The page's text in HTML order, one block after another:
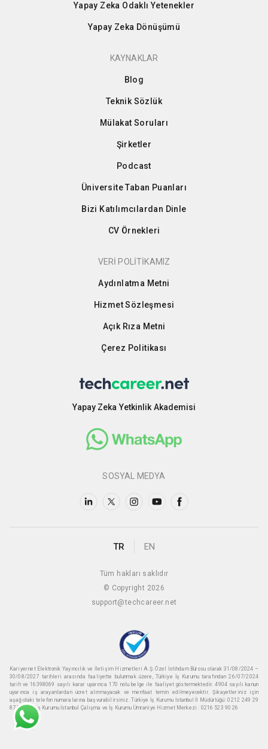
Yapay Zeka Odaklı Yetenekler
Yapay Zeka Dönüşümü
KAYNAKLAR
Blog
Teknik Sözlük
Mülakat Soruları
Şirketler
Podcast
Üniversite Taban Puanları
Bizi Katılımcılardan Dinle
CV Örnekleri
VERİ POLİTİKAMIZ
Aydınlatma Metni
Hizmet Sözleşmesi
Açık Rıza Metni
Çerez Politikası
Yapay Zeka Yetkinlik Akademisi
SOSYAL MEDYA
TR EN
Tüm hakları saklıdır
© Copyright 2026
support@techcareer.net
Kariyer.net Elektronik Yayıncılık ve İletişim Hizmetleri A.Ş. Özel İstihdam Bürosu olarak 31/08/2024 –
30/08/2027 tarihleri arasında faaliyette bulunmak üzere, Türkiye İş Kurumu tarafından 26/07/2024
tarih ve 16398069 sayılı karar uyarınca 170 nolu belge ile faaliyet göstermektedir. 4904 sayılı kanun
uyarınca iş arayanlardan ücret alınmayacak ve menfaat temin edilmeyecektir. Şikayetleriniz için
aşağıdaki telefon numaralarına başvurabilirsiniz. Türkiye İş Kurumu İstanbul İl Müdürlüğü: 0212 249 29
87 Türkiye iş Kurumu İstanbul Çalışma ve İş Kurumu Ümraniye Hizmet Merkezi : 0216 523 90 26